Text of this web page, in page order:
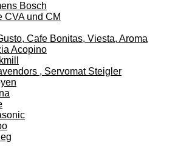
Bosch
CVA und CM
Cafe Bonitas, Viesta, Aroma
Acopino
, Servomat Steigler